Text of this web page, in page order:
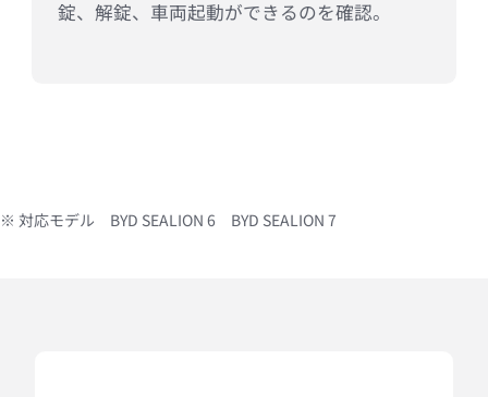
錠、解錠、車両起動ができるのを確認。
※ 対応モデル　BYD SEALION 6　BYD SEALION 7